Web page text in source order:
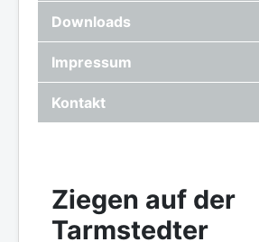
Downloads
Impressum
Kontakt
Ziegen auf der
Tarmstedter